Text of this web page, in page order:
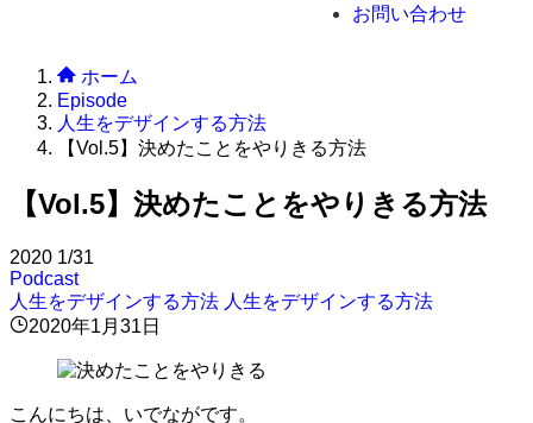
お問い合わせ
ホーム
Episode
人生をデザインする方法
【Vol.5】決めたことをやりきる方法
【Vol.5】決めたことをやりきる方法
2020 1/31
Podcast
人生をデザインする方法 人生をデザインする方法
2020年1月31日
こんにちは、いでながです。